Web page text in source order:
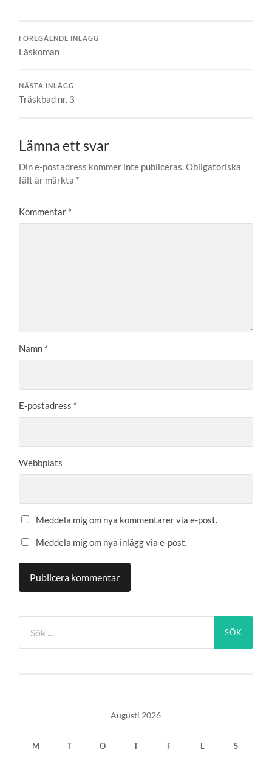
FÖREGÅENDE INLÄGG
Läskoman
NÄSTA INLÄGG
Träskbad nr. 3
Lämna ett svar
Din e-postadress kommer inte publiceras.Obligatoriska
fält är märkta *
Kommentar *
Namn *
E-postadress *
Webbplats
Meddela mig om nya kommentarer via e-post.
Meddela mig om nya inlägg via e-post.
efter:
Augusti 2026
M T O T F L S